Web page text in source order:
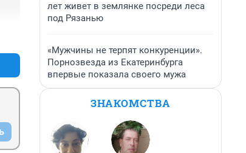
лет живет в землянке посреди леса
под Рязанью
«Мужчины не терпят конкуренции».
Порнозвезда из Екатеринбурга
впервые показала своего мужа
ЗНАКОМСТВА